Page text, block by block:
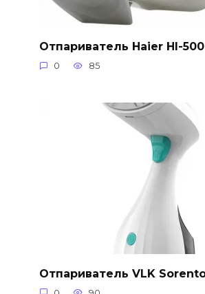
Отпариватель Haier HI-500
0 85
Отпариватель VLK